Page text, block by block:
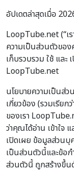
อัปเดตล่าสุดเมื่อ
LoopTube.net (“เร
ความเป็นส่วนตัวขอ
เก็บรวบรวม ใช้ แล
LoopTube.net
นโยบายความเป็นส่ว
เกี่ยวข้อง (รวมเรียก
ของเรา
ว่าคุณได้อ่าน เข้าใจ
เปิดเผย ข้อมูลส่วน
เป็นส่วนตัวนี้และข้อก
ส่วนตัวนี้ ถูกสร้างขึ้น